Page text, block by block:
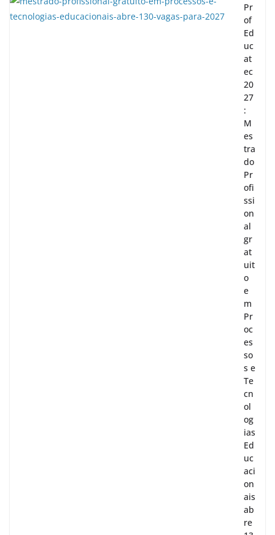
Pr
of
Ed
uc
at
ec
20
27
:
M
es
tra
do
Pr
ofi
ssi
on
al
gr
at
uit
o
e
m
Pr
oc
es
so
s e
Te
cn
ol
og
ias
Ed
uc
aci
on
ais
ab
re